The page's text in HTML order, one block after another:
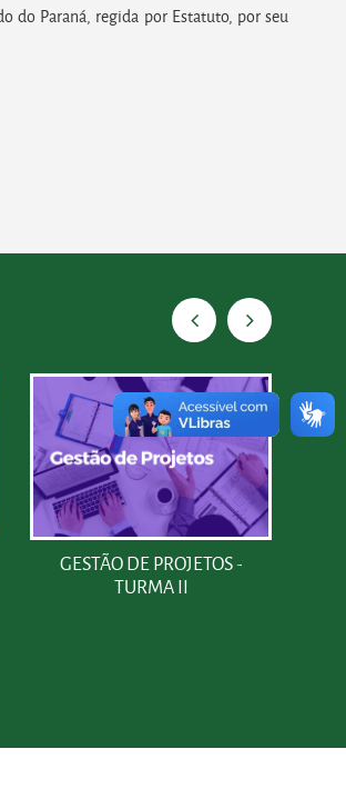
do Paraná, regida por Estatuto, por seu
GESTÃO DE PROJETOS -
TURMA II